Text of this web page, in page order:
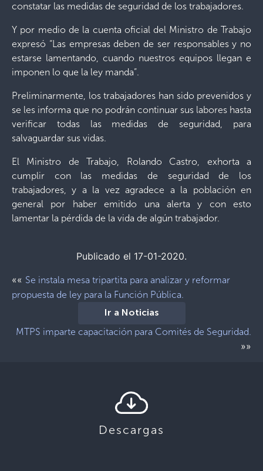
constatar las medidas de seguridad de los trabajadores.
Y por medio de la cuenta oficial del Ministro de Trabajo
expresó “Las empresas deben de ser responsables y no
estarse lamentando, cuando nuestros equipos llegan e
imponen lo que la ley manda”.
Preliminarmente, los trabajadores han sido prevenidos y
se les informa que no podrán continuar sus labores hasta
verificar todas las medidas de seguridad, para
salvaguardar sus vidas.
El Ministro de Trabajo, Rolando Castro, exhorta a
cumplir con las medidas de seguridad de los
trabajadores, y a la vez agradece a la población en
general por haber emitido una alerta y con esto
lamentar la pérdida de la vida de algún trabajador.
Publicado el 17-01-2020.
«« Se instala mesa tripartita para analizar y reformar
propuesta de ley para la Función Pública.
Ir a Noticias
MTPS imparte capacitación para Comités de Seguridad.
»»
Descargas